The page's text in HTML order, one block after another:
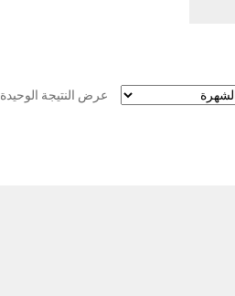
عرض النتيجة الوحيدة